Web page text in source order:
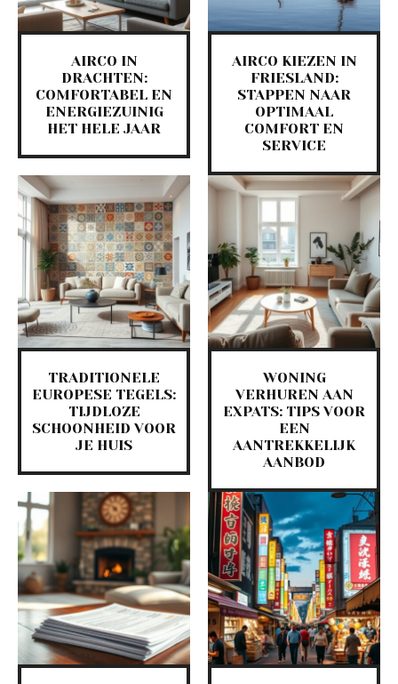
AIRCO IN
DRACHTEN:
COMFORTABEL EN
ENERGIEZUINIG
HET HELE JAAR
AIRCO KIEZEN IN
FRIESLAND:
STAPPEN NAAR
OPTIMAAL
COMFORT EN
SERVICE
TRADITIONELE
EUROPESE TEGELS:
TIJDLOZE
SCHOONHEID VOOR
JE HUIS
WONING
VERHUREN AAN
EXPATS: TIPS VOOR
EEN
AANTREKKELIJK
AANBOD